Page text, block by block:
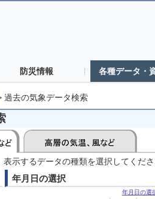
防災情報 各種データ・
過去の気象データ検索
示するデータの種類を選択してくだ
年月日の選択
年月日の選